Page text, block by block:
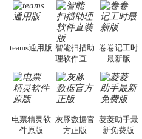
teams通用版 智能扫描助
理软件直装
卷卷记工时
最新版
电票精灵软
件原版
灰豚数据官
方正版
菱菱助手最
新免费版